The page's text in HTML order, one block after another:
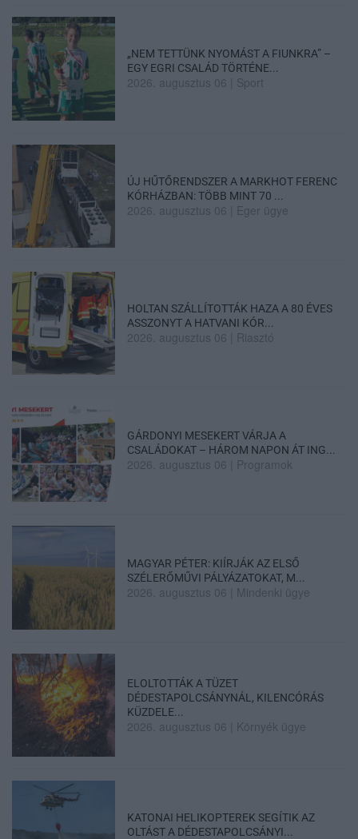
„NEM TETTÜNK NYOMÁST A FIUNKRA” –
EGY EGRI CSALÁD TÖRTÉNE...
2026. augusztus 06 Sport
ÚJ HŰTŐRENDSZER A MARKHOT FERENC
KÓRHÁZBAN: TÖBB MINT 70 ...
2026. augusztus 06 Eger ügye
HOLTAN SZÁLLÍTOTTÁK HAZA A 80 ÉVES
ASSZONYT A HATVANI KÓR...
2026. augusztus 06 Riasztó
GÁRDONYI MESEKERT VÁRJA A
CSALÁDOKAT – HÁROM NAPON ÁT ING...
2026. augusztus 06 Programok
MAGYAR PÉTER: KIÍRJÁK AZ ELSŐ
SZÉLERŐMŰVI PÁLYÁZATOKAT, M...
2026. augusztus 06 Mindenki ügye
ELOLTOTTÁK A TÜZET
DÉDESTAPOLCSÁNYNÁL, KILENCÓRÁS
KÜZDELE...
2026. augusztus 06 Környék ügye
KATONAI HELIKOPTEREK SEGÍTIK AZ
OLTÁST A DÉDESTAPOLCSÁNYI...